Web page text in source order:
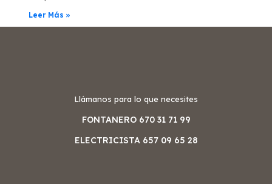
Leer Más »
Llámanos para lo que necesites
FONTANERO 670 31 71 99
ELECTRICISTA 657 09 65 28